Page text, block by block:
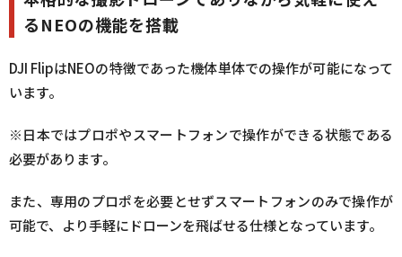
るNEOの機能を搭載
DJI FlipはNEOの特徴であった機体単体での操作が可能になって
います。
※日本ではプロポやスマートフォンで操作ができる状態である
必要があります。
また、専用のプロポを必要とせずスマートフォンのみで操作が
可能で、より手軽にドローンを飛ばせる仕様となっています。